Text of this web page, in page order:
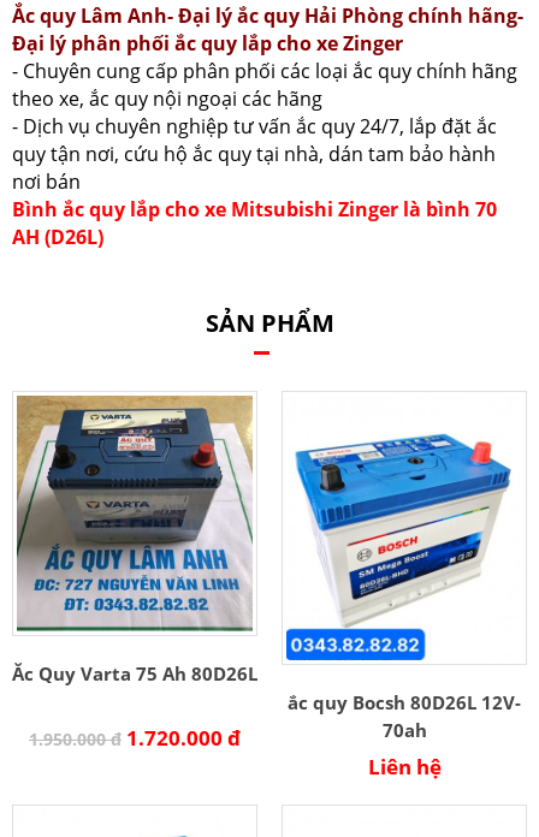
Ắc quy Lâm Anh- Đại lý ắc quy Hải Phòng chính hãng-
Đại lý phân phối ắc quy lắp cho xe Zinger
- Chuyên cung cấp phân phối các loại ắc quy chính hãng
theo xe, ắc quy nội ngoại các hãng
- Dịch vụ chuyên nghiệp tư vấn ắc quy 24/7, lắp đặt ắc
quy tận nơi, cứu hộ ắc quy tại nhà, dán tam bảo hành
nơi bán
Bình ắc quy lắp cho xe Mitsubishi Zinger là bình 70
AH (D26L)
SẢN PHẨM
Ăc Quy Varta 75 Ah 80D26L
1.950.000 đ 1.720.000 đ
ắc quy Bocsh 80D26L 12V-
70ah
Liên hệ